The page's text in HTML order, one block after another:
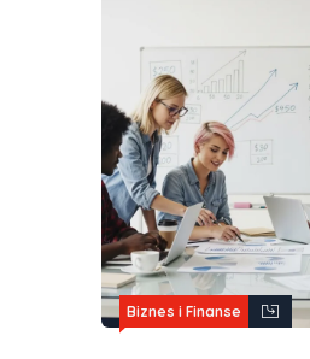
Biznes i Finanse